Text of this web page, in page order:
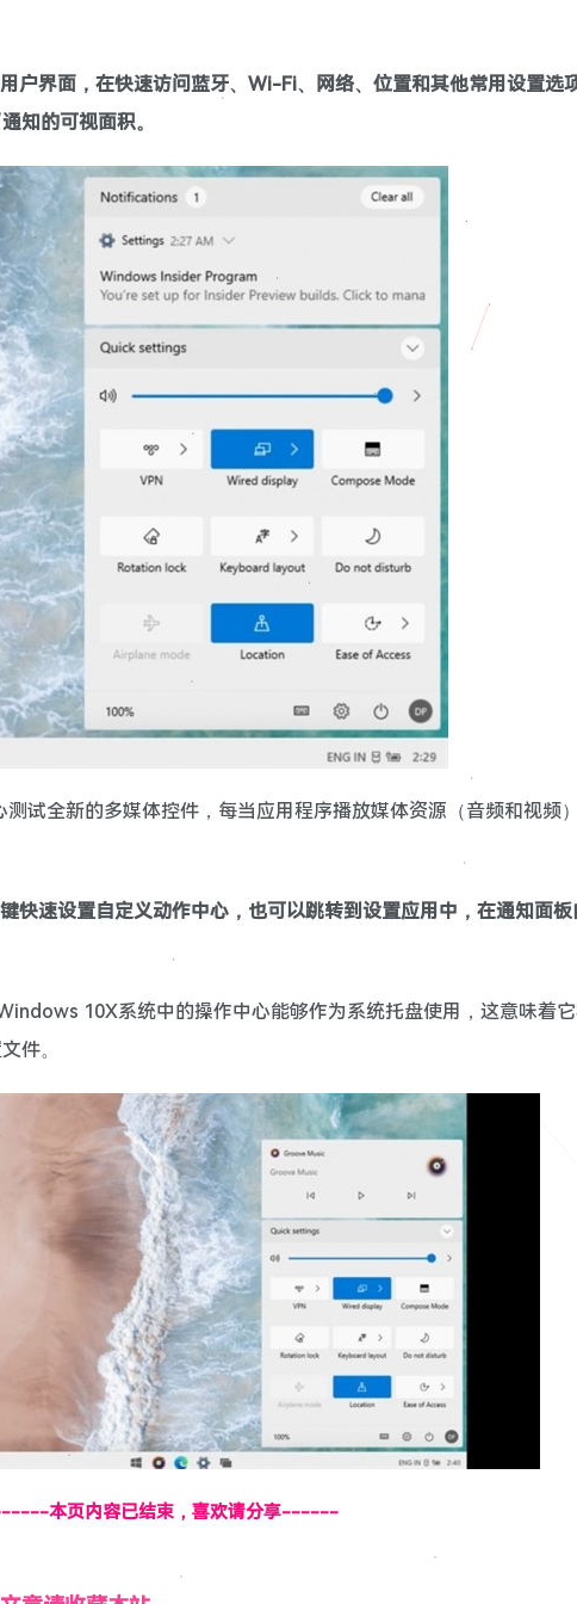
户界面，在快速访问蓝牙、Wi-Fi、网络、位置和其他常用设置选
知的可视面积。
试全新的多媒体控件，每当应用程序播放媒体资源（音频和视频
快速设置自定义动作中心，也可以跳转到设置应用中，在通知面板
10X系统中的操作中心能够作为系统托盘使用，这意味着
件。
本页内容已结束，喜欢请分享------